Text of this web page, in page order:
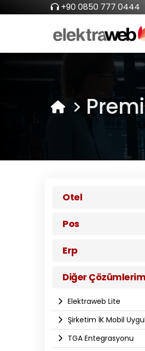
+90 0850 777 0444
Otel
Pos
Erp
Diğer
Elektraweb Lite
Şirketim İK Mobil
TGA Entegrasyonu